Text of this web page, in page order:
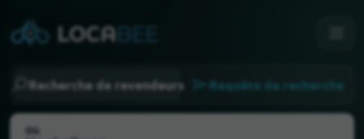
Recherche de revendeurs Requête de recherche
Où